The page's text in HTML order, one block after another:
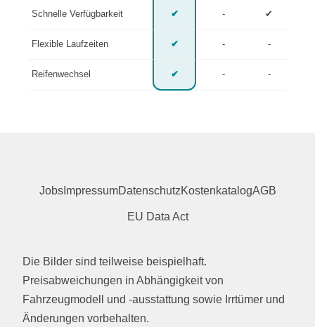
Schnelle Verfügbarkeit ✔ - ✔
Flexible Laufzeiten ✔ - -
Reifenwechsel ✔ - -
JobsImpressumDatenschutzKostenkatalogAGB
EU Data Act
Die Bilder sind teilweise beispielhaft.
Preisabweichungen in Abhängigkeit von
Fahrzeugmodell und -ausstattung sowie Irrtümer und
Änderungen vorbehalten.